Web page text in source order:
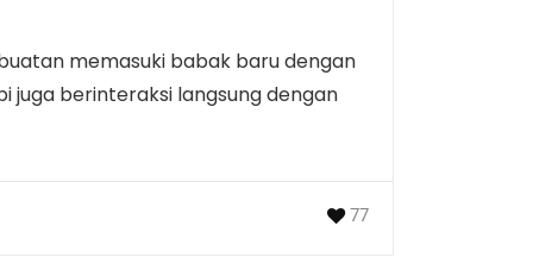
memasuki babak baru dengan
juga berinteraksi langsung dengan
77